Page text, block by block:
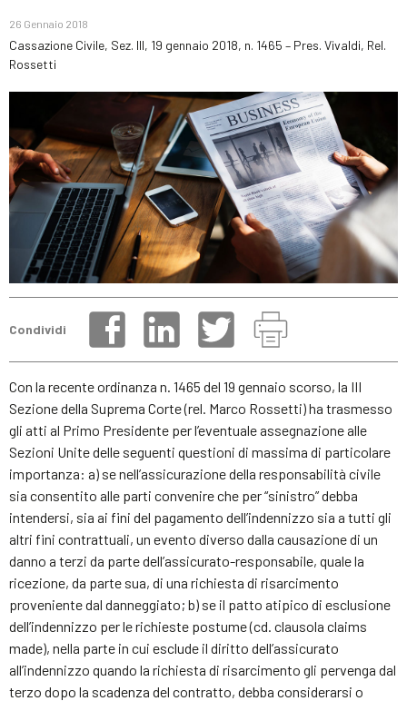
26 Gennaio 2018
Cassazione Civile, Sez. III, 19 gennaio 2018, n. 1465 – Pres. Vivaldi, Rel.
Rossetti
Condividi
Con la recente ordinanza n. 1465 del 19 gennaio scorso, la III
Sezione della Suprema Corte (rel. Marco Rossetti) ha trasmesso
gli atti al Primo Presidente per l’eventuale assegnazione alle
Sezioni Unite delle seguenti questioni di massima di particolare
importanza: a) se nell’assicurazione della responsabilità civile
sia consentito alle parti convenire che per “sinistro” debba
intendersi, sia ai fini del pagamento dell’indennizzo sia a tutti gli
altri fini contrattuali, un evento diverso dalla causazione di un
danno a terzi da parte dell’assicurato-responsabile, quale la
ricezione, da parte sua, di una richiesta di risarcimento
proveniente dal danneggiato; b) se il patto atipico di esclusione
dell’indennizzo per le richieste postume (cd. clausola claims
made), nella parte in cui esclude il diritto dell’assicurato
all’indennizzo quando la richiesta di risarcimento gli pervenga dal
terzo dopo la scadenza del contratto, debba considerarsi o